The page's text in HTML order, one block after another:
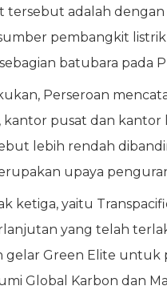
tersebut adalah
sumber pembangkit
batubara pada
Perseroan
pusat dan kantor
lebih rendah
upaya
ketiga, yaitu
yang telah
gelar Green Elite
Global Karbon dan